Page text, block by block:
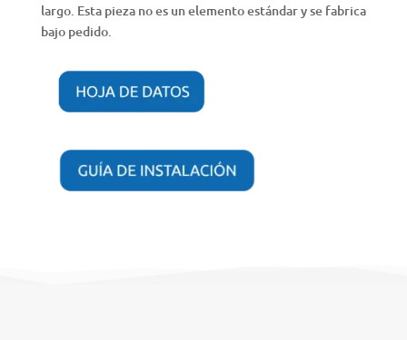
largo. Esta pieza no es un elemento estándar y se fabrica
bajo pedido.